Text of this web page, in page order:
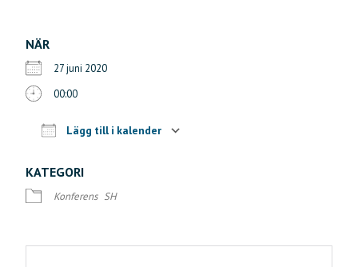
NÄR
27 juni 2020
00:00
Lägg till i kalender
KATEGORI
Konferens SH